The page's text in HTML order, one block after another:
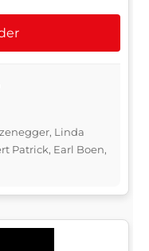
Linda
Patrick, Earl Boen,